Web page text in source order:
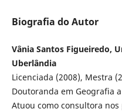
Biografia do Autor
Vânia Santos Figueiredo,
Uberlândia
Licenciada (2008), Mestra
Doutoranda em Geografia
Atuou como consultora